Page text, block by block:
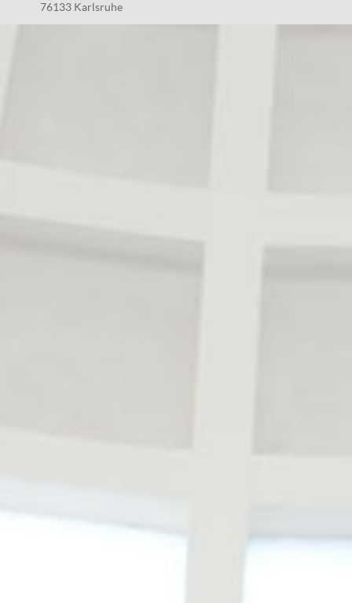
76133 Karlsruhe